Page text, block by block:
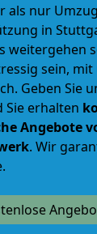
als nur
in
weitergehen
sein,
Geben Sie
Sie erhalten
Angebote
. Wir